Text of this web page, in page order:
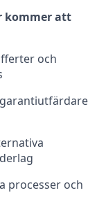
kommer att
och
processer och